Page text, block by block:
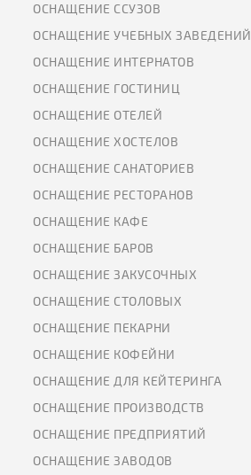
ОСНАЩЕНИЕ ССУЗОВ
ОСНАЩЕНИЕ УЧЕБНЫХ ЗАВЕДЕНИЙ
ОСНАЩЕНИЕ ИНТЕРНАТОВ
ОСНАЩЕНИЕ ГОСТИНИЦ
ОСНАЩЕНИЕ ОТЕЛЕЙ
ОСНАЩЕНИЕ ХОСТЕЛОВ
ОСНАЩЕНИЕ САНАТОРИЕВ
ОСНАЩЕНИЕ РЕСТОРАНОВ
ОСНАЩЕНИЕ КАФЕ
ОСНАЩЕНИЕ БАРОВ
ОСНАЩЕНИЕ ЗАКУСОЧНЫХ
ОСНАЩЕНИЕ СТОЛОВЫХ
ОСНАЩЕНИЕ ПЕКАРНИ
ОСНАЩЕНИЕ КОФЕЙНИ
ОСНАЩЕНИЕ ДЛЯ КЕЙТЕРИНГА
ОСНАЩЕНИЕ ПРОИЗВОДСТВ
ОСНАЩЕНИЕ ПРЕДПРИЯТИЙ
ОСНАЩЕНИЕ ЗАВОДОВ